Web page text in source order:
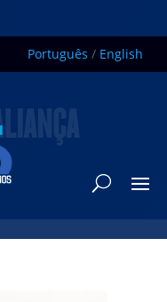
Português / English